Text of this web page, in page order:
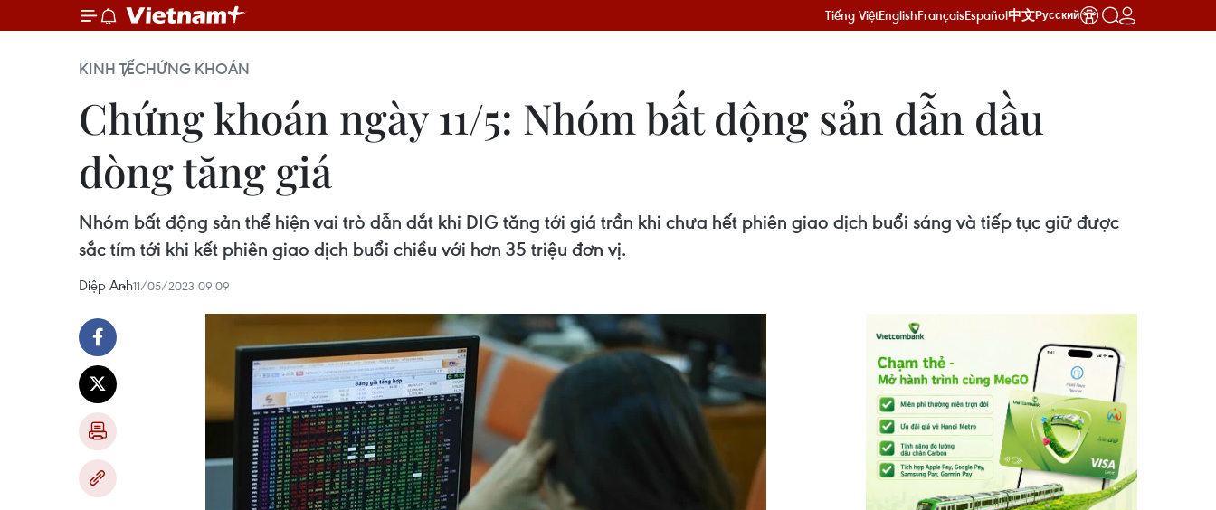
Tiếng ViệtEnglishFrançaisEspañol中文Русский
KINH TẾCHỨNG KHOÁN
Chứng khoán ngày 11/5: Nhóm bất động sản dẫn đầu
dòng tăng giá
Nhóm bất động sản thể hiện vai trò dẫn dắt khi DIG tăng tới giá trần khi chưa hết phiên giao dịch buổi sáng và tiếp tục giữ được
sắc tím tới khi kết phiên giao dịch buổi chiều với hơn 35 triệu đơn vị.
Diệp Anh11/05/2023 09:09